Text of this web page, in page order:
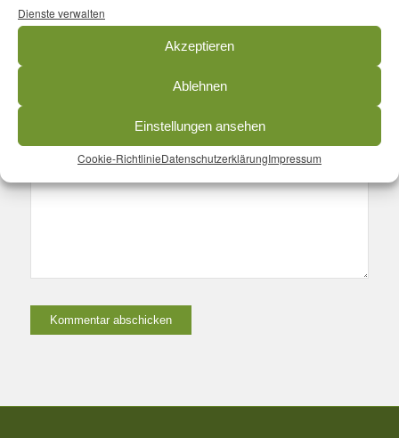
Dienste verwalten
Akzeptieren
Ablehnen
Einstellungen ansehen
Cookie-RichtlinieDatenschutzerklärungImpressum
Name, E-Mail-Adresse und Website in diesem Browser für meinen
nächsten Kommentar speichern.